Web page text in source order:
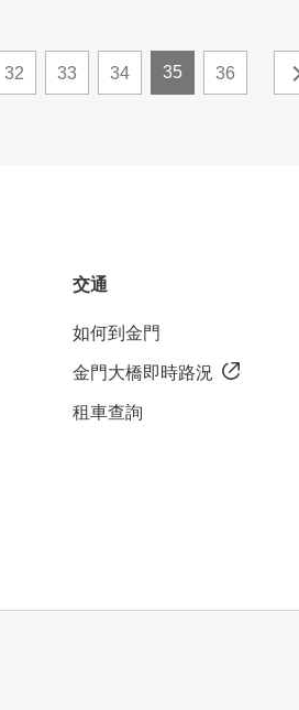
32 33 34 35 36
交通
如何到金門
金門大橋即時路況
租車查詢